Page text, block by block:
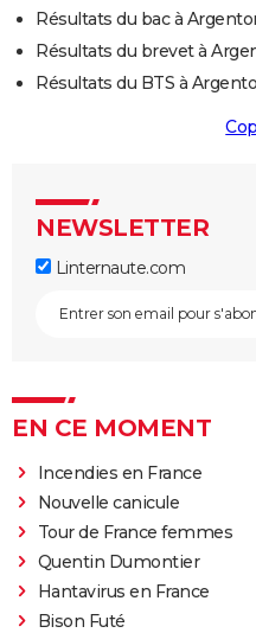
Résultats du bac à
Résultats du brevet à
Résultats du BTS à
NEWSLETTER
Linternaute.com
EN CE MOMENT
Incendies en France
Nouvelle canicule
Tour de France femmes
Quentin Dumontier
Hantavirus en France
Bison Futé